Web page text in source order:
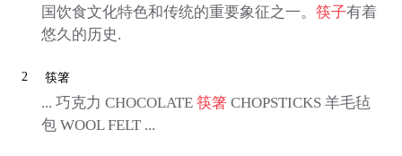
国饮食文化特色和传统的重要象征之一。 筷子有着
悠久的历史.
2 筷箸
... 巧克力 CHOCOLATE 筷箸CHOPSTICKS 羊毛毡
包 WOOL FELT ...